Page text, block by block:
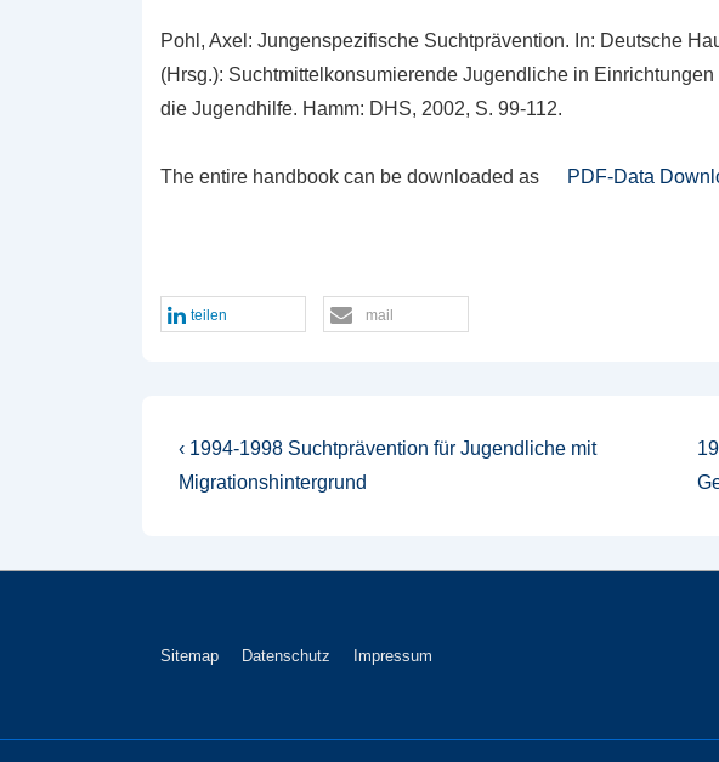
Pohl, Axel: Jungenspezifische Suchtprävention. In: Deutsche
(Hrsg.): Suchtmittelkonsumierende Jugendliche in
die Jugendhilfe. Hamm: DHS, 2002, S. 99-112.
The entire handbook can be downloaded as PDF-Data
teilen mail
Beitragsnavigation
Vorheriger
Beitrag
‹ 1994-1998 Suchtprävention für Jugendliche mit
Migrationshintergrund
Footer-
Sitemap Datenschutz Impressum